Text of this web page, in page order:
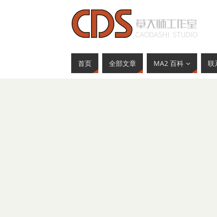
首页 全部文章 MA2 百科 联